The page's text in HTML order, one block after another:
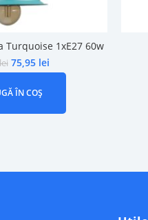
Turquoise 1xE27 60w
75,95 lei
ÎN COȘ